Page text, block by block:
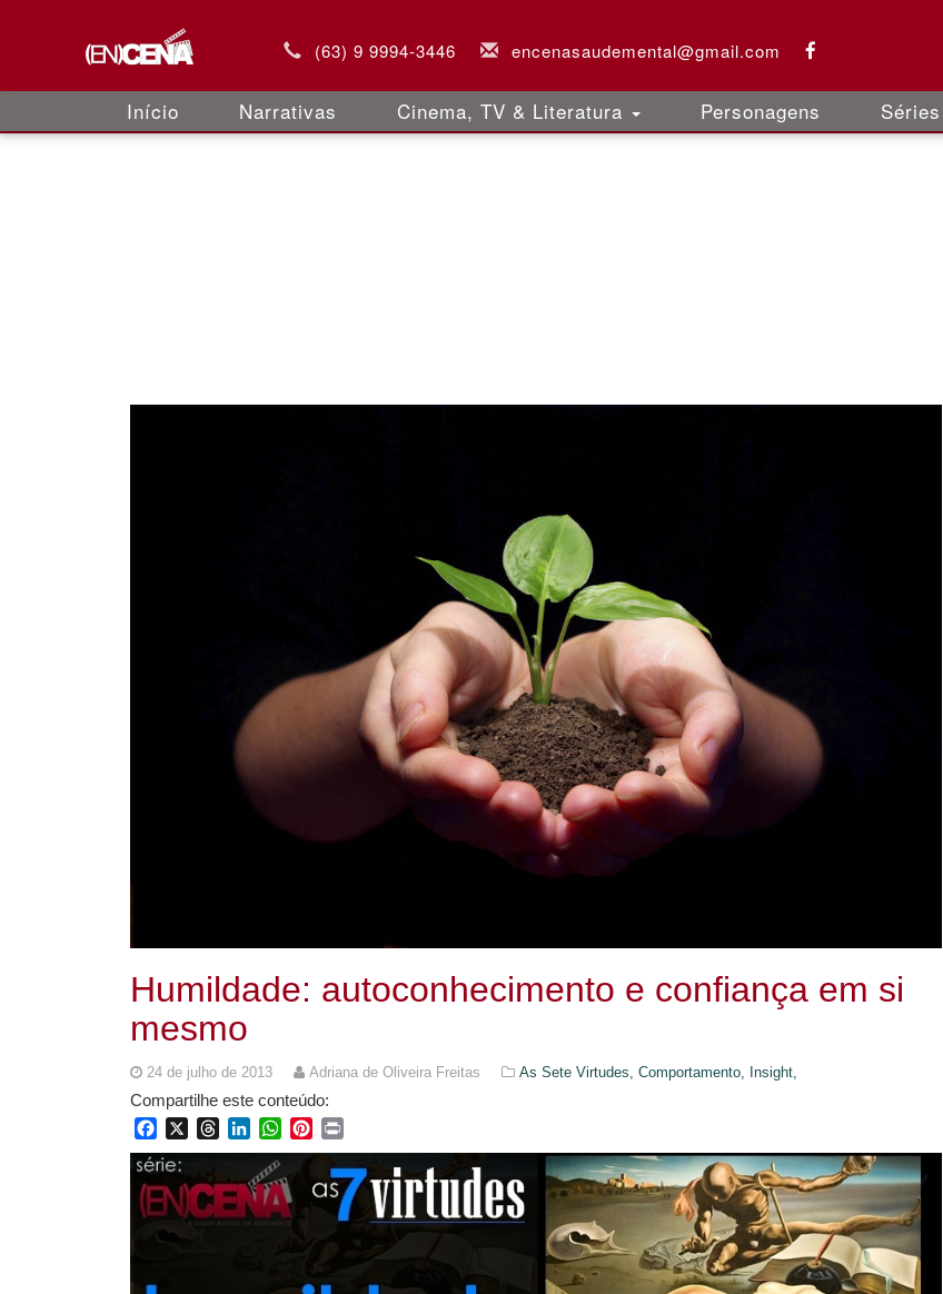
(63) 9 9994-3446 encenasaudemental@gmail.com
Início Narrativas Cinema, TV & Literatura Personagens Séries
Humildade: autoconhecimento e confiança em si
mesmo
24 de julho de 2013 Adriana de Oliveira Freitas As Sete Virtudes, Comportamento, Insight,
Compartilhe este conteúdo:
FacebookThreadsLinkedInWhatsApp
Pinterest